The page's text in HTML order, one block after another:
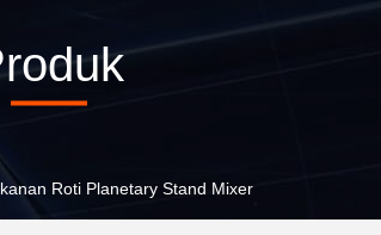
Roti Planetary Stand Mixer